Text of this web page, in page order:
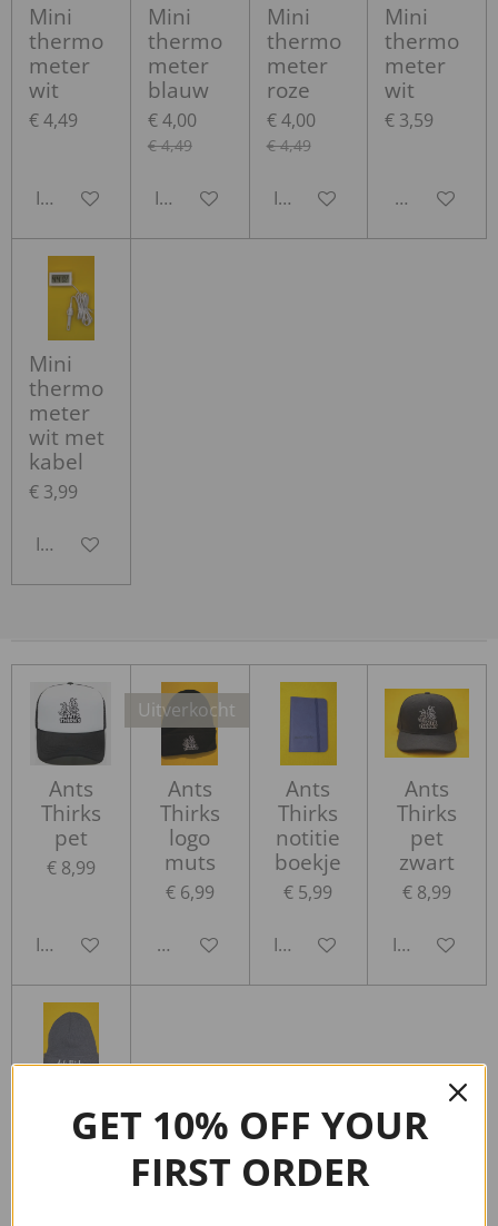
Mini
thermo
meter
wit
€ 4,49
In winkelwagen
Mini
thermo
meter
blauw
€ 4,00
€ 4,49
In winkelwagen
Mini
thermo
meter
roze
€ 4,00
€ 4,49
In winkelwagen
Mini
thermo
meter
wit
€ 3,59
Houd mij
Mini
thermo
meter
wit met
kabel
€ 3,99
In winkelwagen
Ants
Thirks
pet
€ 8,99
In winkelwagen
Uitverkocht
Ants
Thirks
logo
muts
€ 6,99
Houd mij op de hoogte
Ants
Thirks
notitie
boekje
€ 5,99
In winkelwagen
Ants
Thirks
pet
zwart
€ 8,99
In
Ants
Thirks
GET 10% OFF YOUR
FIRST ORDER